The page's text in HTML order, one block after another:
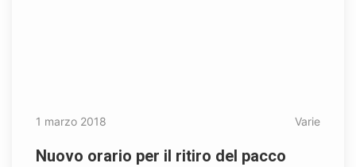
1 marzo 2018 Varie
Nuovo orario per il ritiro del pacco